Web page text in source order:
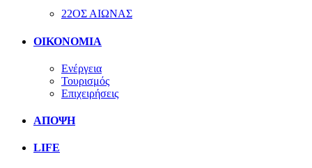
22ΟΣ ΑΙΩΝΑΣ
ΟΙΚΟΝΟΜΙΑ
Ενέργεια
Τουρισμός
Επιχειρήσεις
ΑΠΟΨΗ
LIFE